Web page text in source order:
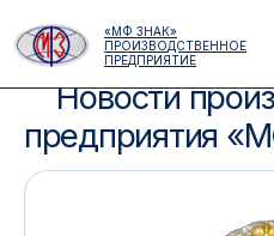
«МФ ЗНАК»
ПРОИЗВОДСТВЕННОЕ
ПРЕДПРИЯТИЕ
Главная
Новости
предприятия «МФ